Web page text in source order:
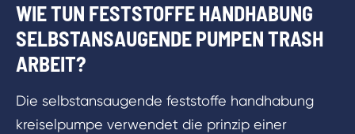
WIE TUN FESTSTOFFE HANDHABUNG
SELBSTANSAUGENDE PUMPEN TRASH
ARBEIT?
Die selbstansaugende feststoffe handhabung
kreiselpumpe verwendet die prinzip einer